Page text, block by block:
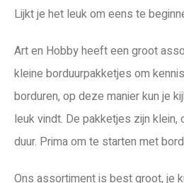
Lijkt je het leuk om eens te
Art en Hobby heeft een groot
kleine borduurpakketjes om
borduren, op deze manier kun je
leuk vindt. De pakketjes zijn klein,
duur. Prima om te starten met
Ons assortiment is best groot, je